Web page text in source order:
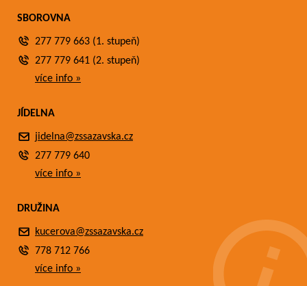
SBOROVNA
277 779 663 (1. stupeň)
277 779 641 (2. stupeň)
více info »
JÍDELNA
jidelna@zssazavska.cz
277 779 640
více info »
DRUŽINA
kucerova@zssazavska.cz
778 712 766
více info »